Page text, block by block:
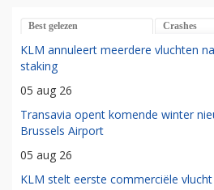
Best gelezen Crashes
KLM annuleert meerdere vluchten
staking
05 aug 26
Transavia opent komende winter
Brussels Airport
05 aug 26
KLM stelt eerste commerciële